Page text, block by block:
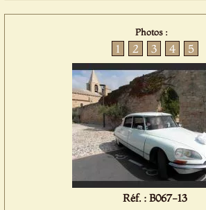
Photos :
1 2 3 4 5
Réf. : B067-13